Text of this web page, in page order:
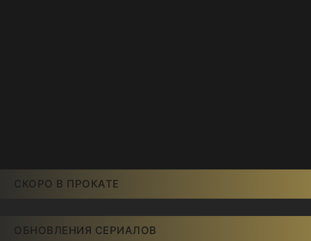
СКОРО В ПРОКАТЕ
ОБНОВЛЕНИЯ СЕРИАЛОВ